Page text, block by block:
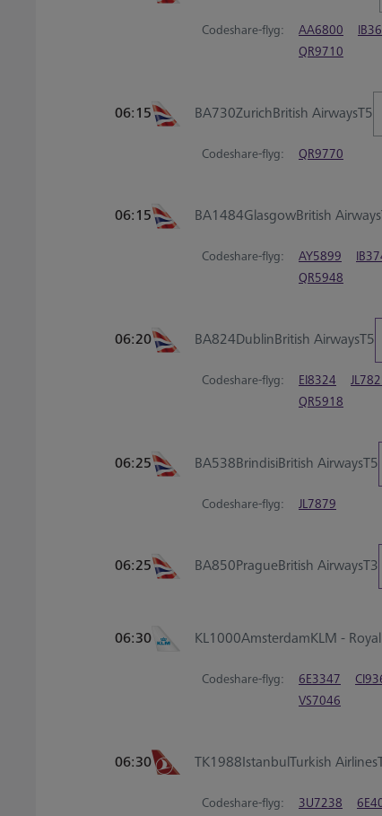
Codeshare-flyg: AA6800
QR9710
06:15 BA730ZurichBritish AirwaysT5
Codeshare-flyg: QR9770
06:15 BA1484GlasgowBritish Airways
Codeshare-flyg: AY5899
QR5948
06:20 BA824DublinBritish AirwaysT5
Codeshare-flyg: EI8324
QR5918
06:25 BA538BrindisiBritish AirwaysT5
Codeshare-flyg: JL7879
06:25 BA850PragueBritish AirwaysT3
06:30 KL1000AmsterdamKLM -
Codeshare-flyg: 6E3347
VS7046
06:30 TK1988IstanbulTurkish Airlines
Codeshare-flyg: 3U7238